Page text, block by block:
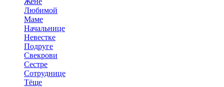
Любимой
Маме
Начальнице
Невестке
Подруге
Свекрови
Сестре
Сотруднице
Тёще